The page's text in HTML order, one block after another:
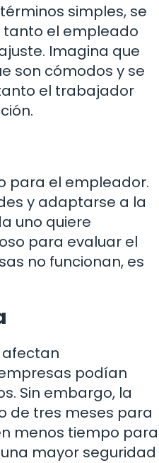
simples, se
tanto el empleado
Imagina que
son cómodos y se
el trabajador
para el empleador.
y adaptarse a la
uno quiere
para evaluar el
no funcionan, es
podían
Sin embargo, la
de tres meses para
menos tiempo para
mayor seguridad